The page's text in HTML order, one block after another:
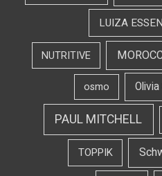
LUIZA
NUTRITIVE
osmo
PAUL MITCHELL
TOPPIK